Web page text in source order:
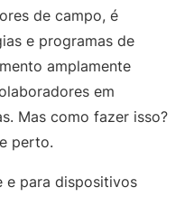
de campo, é
e programas de
amplamente
em
Mas como fazer isso?
perto.
e para dispositivos